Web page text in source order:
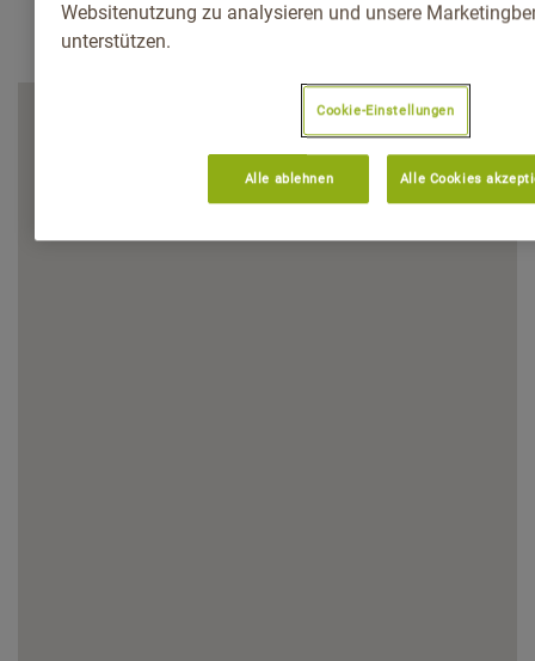
Websitenutzung zu analysieren und unsere
unterstützen.
Cookie-Einstellungen
Alle ablehnen Alle Cookies